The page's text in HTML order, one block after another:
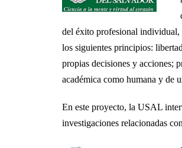
del éxito profesional individual,
los siguientes principios:
propias decisiones y acciones;
académica como humana y de
En este proyecto, la USAL
investigaciones relacionadas